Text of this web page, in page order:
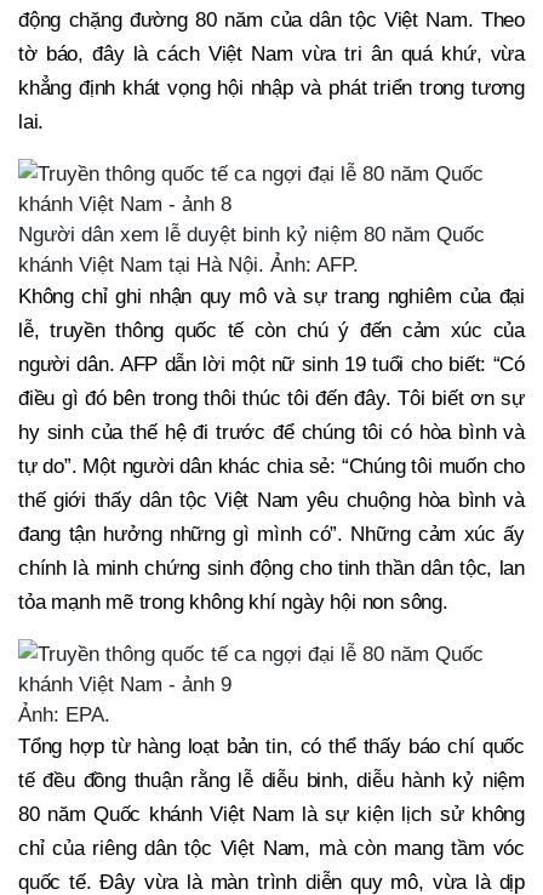
động chặng đường 80 năm của dân tộc Việt Nam. Theo
tờ báo, đây là cách Việt Nam vừa tri ân quá khứ, vừa
khẳng định khát vọng hội nhập và phát triển trong tương
lai.
Người dân xem lễ duyệt binh kỷ niệm 80 năm Quốc
khánh Việt Nam tại Hà Nội. Ảnh: AFP.
Không chỉ ghi nhận quy mô và sự trang nghiêm của đại
lễ, truyền thông quốc tế còn chú ý đến cảm xúc của
người dân. AFP dẫn lời một nữ sinh 19 tuổi cho biết: “Có
điều gì đó bên trong thôi thúc tôi đến đây. Tôi biết ơn sự
hy sinh của thế hệ đi trước để chúng tôi có hòa bình và
tự do”. Một người dân khác chia sẻ: “Chúng tôi muốn cho
thế giới thấy dân tộc Việt Nam yêu chuộng hòa bình và
đang tận hưởng những gì mình có”. Những cảm xúc ấy
chính là minh chứng sinh động cho tinh thần dân tộc, lan
tỏa mạnh mẽ trong không khí ngày hội non sông.
Ảnh: EPA.
Tổng hợp từ hàng loạt bản tin, có thể thấy báo chí quốc
tế đều đồng thuận rằng lễ diễu binh, diễu hành kỷ niệm
80 năm Quốc khánh Việt Nam là sự kiện lịch sử không
chỉ của riêng dân tộc Việt Nam, mà còn mang tầm vóc
quốc tế. Đây vừa là màn trình diễn quy mô, vừa là dịp